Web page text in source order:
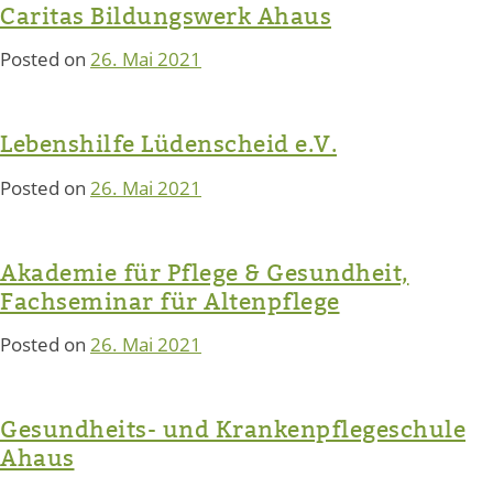
Caritas Bildungswerk Ahaus
Posted on 26. Mai 2021
Lebenshilfe Lüdenscheid e.V.
Posted on 26. Mai 2021
Akademie für Pflege & Gesundheit,
Fachseminar für Altenpflege
Posted on 26. Mai 2021
Gesundheits- und Krankenpflegeschule
Ahaus